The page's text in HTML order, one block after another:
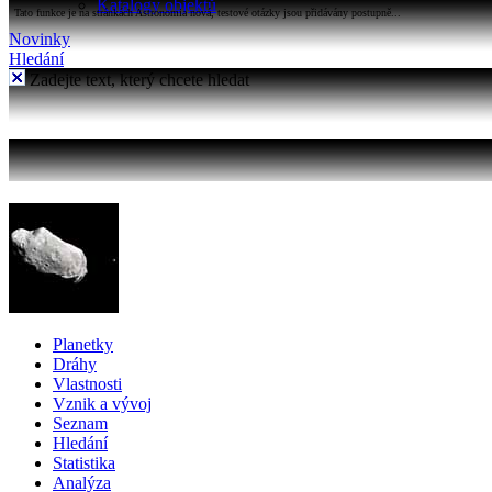
Katalogy objektů
Tato funkce je na stránkách Astronomia nová, testové otázky jsou přidávány postupně...
Novinky
Hledání
Zadejte text, který chcete hledat
Planetky
Dráhy
Vlastnosti
Vznik a vývoj
Seznam
Hledání
Statistika
Analýza